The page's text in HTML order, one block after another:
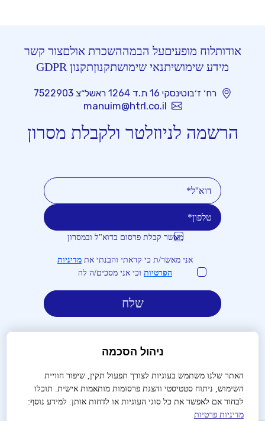
אודותלוח מופעיםעל הבמההשכרת אולםצור קשר
מידע שימושיתנאי שימושתקנוןתקנון GDPR
רח׳ ז׳בוטינסקי 16 ת.ד 1264 ראשל״צ 7522903
manuim@htrl.co.il
הרשמה לניוזלטר ולקבלת מסרון
מאשר קבלת פרסום בדוא"ל ובמסרון
אני מאשר/ת כי קראתי והבנתי את מדיניות
הפרטיות וכי אני מסכים/ה לה
לבירורים והזמנות:03-9488666
שאלות נפוצות צור קשר
ניהול הסכמה
האתר שלנו משתמש בעוגיות לצורך תפעול תקין, שיפור חוויית
השימוש, ניתוח סטטיסטי והצגת פרסומות מותאמות אישית. תוכלו
לבחור אם לאפשר את כל סוגי העוגיות או לדחות אותן. למידע נוסף:
מדיניות פרטיות